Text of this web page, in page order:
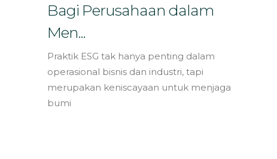
Bagi Perusahaan dalam
Men...
Praktik ESG tak hanya penting dalam
operasional bisnis dan industri, tapi
merupakan keniscayaan untuk menjaga
bumi